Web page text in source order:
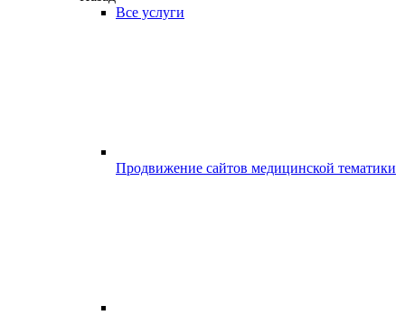
Все услуги
Продвижение сайтов медицинской тематики